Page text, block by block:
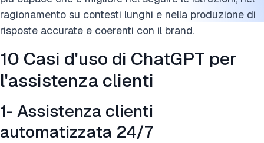
ragionamento su contesti lunghi e nella produzione di
risposte accurate e coerenti con il brand.
10 Casi d'uso di ChatGPT per
l'assistenza clienti
1- Assistenza clienti
automatizzata 24/7